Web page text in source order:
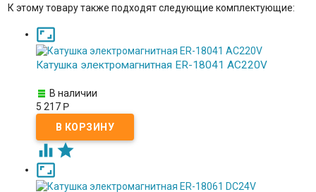
К этому товару также подходят следующие комплектующие:

Катушка электромагнитная ER-18041 AC220V
В наличии
5 217 Р
 
